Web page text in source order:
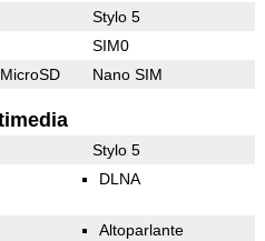
Stylo 5
SIM0
Nano SIM
Stylo 5
DLNA
Altoparlante